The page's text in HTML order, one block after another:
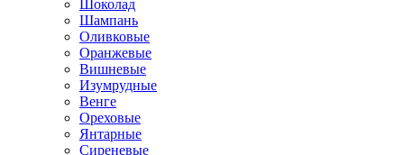
Шоколад
Шампань
Оливковые
Оранжевые
Вишневые
Изумрудные
Венге
Ореховые
Янтарные
Сиреневые